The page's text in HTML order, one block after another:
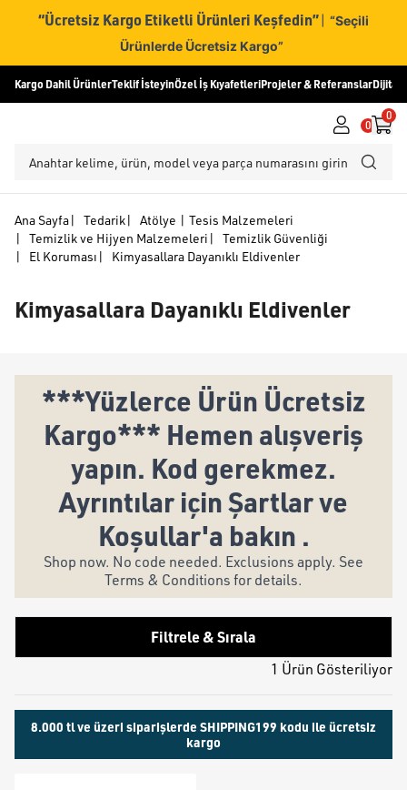
“Ücretsiz Kargo Etiketli Ürünleri Keşfedin” | “Seçili
Ürünlerde Ücretsiz Kargo”
Kargo Dahil ÜrünlerTeklif İsteyinÖzel İş KıyafetleriProjeler & ReferanslarDijital
0
0
Ana Sayfa| Tedarik|
Atölye | Tesis Malzemeleri
|
Temizlik ve Hijyen Malzemeleri |
Temizlik Güvenliği
|
El Koruması | Kimyasallara Dayanıklı Eldivenler
Kimyasallara Dayanıklı Eldivenler
***Yüzlerce Ürün Ücretsiz
Kargo*** Hemen alışveriş
yapın. Kod gerekmez.
Ayrıntılar için Şartlar ve
Koşullar'a bakın .
Shop now. No code needed. Exclusions apply. See
Terms & Conditions for details.
Filtrele & Sırala
1 Ürün Gösteriliyor
8.000 tl ve üzeri siparişlerde SHIPPING199 kodu ile ücretsiz
kargo